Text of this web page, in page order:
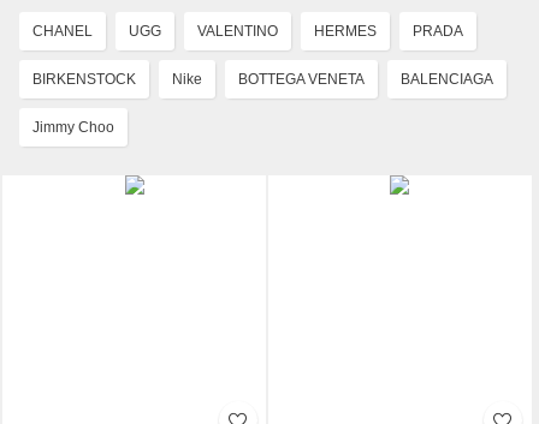
CHANEL UGG VALENTINO HERMES PRADA
BIRKENSTOCK Nike BOTTEGA VENETA BALENCIAGA
Jimmy Choo